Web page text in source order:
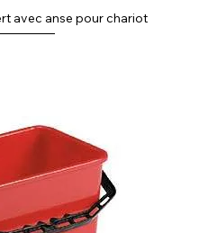
avec anse pour chariot